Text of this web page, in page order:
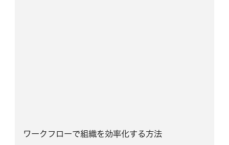
ワークフローで組織を効率化する方法